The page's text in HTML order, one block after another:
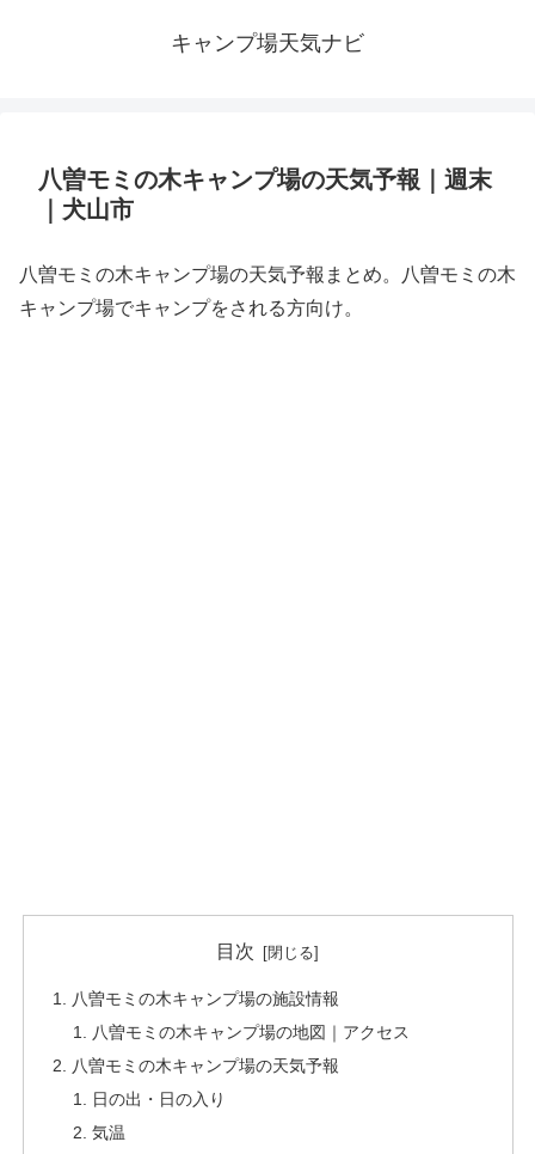
キャンプ場天気ナビ
八曽モミの木キャンプ場の天気予報｜週末
｜犬山市
八曽モミの木キャンプ場の天気予報まとめ。八曽モミの木
キャンプ場でキャンプをされる方向け。
目次
八曽モミの木キャンプ場の施設情報
八曽モミの木キャンプ場の地図｜アクセス
八曽モミの木キャンプ場の天気予報
日の出・日の入り
気温